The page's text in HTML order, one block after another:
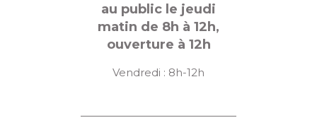
au public le jeudi
matin de 8h à 12h,
ouverture à 12h
Vendredi : 8h-12h